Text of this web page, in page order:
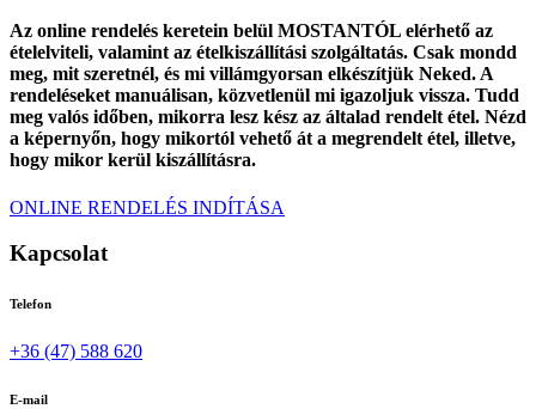
Az online rendelés keretein belül MOSTANTÓL elérhető az
ételelviteli, valamint az ételkiszállítási szolgáltatás. Csak mondd
meg, mit szeretnél, és mi villámgyorsan elkészítjük Neked. A
rendeléseket manuálisan, közvetlenül mi igazoljuk vissza. Tudd
meg valós időben, mikorra lesz kész az általad rendelt étel. Nézd
a képernyőn, hogy mikortól vehető át a megrendelt étel, illetve,
hogy mikor kerül kiszállításra.
ONLINE RENDELÉS INDÍTÁSA
Kapcsolat
Telefon
+36 (47) 588 620
E-mail